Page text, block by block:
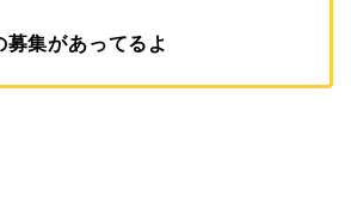
募集があってるよ